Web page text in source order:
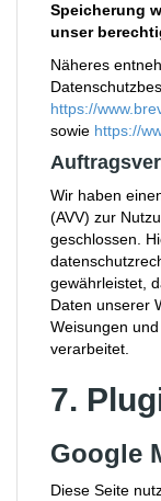
Speicherung
unser
Näheres
https://
sowie https://
Wir haben
(AVV) zur
geschlossen.
gewährleistet,
Daten unserer
Weisungen
verarbeitet.
7.
Google
Diese Seite